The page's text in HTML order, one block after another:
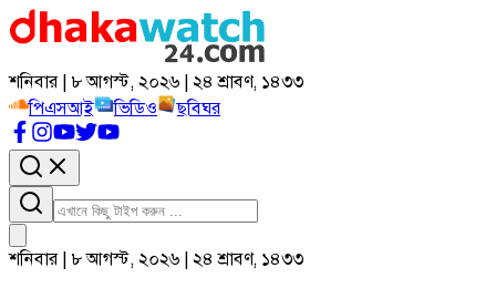
শনিবার | ৮ আগস্ট, ২০২৬ | ২৪ শ্রাবণ, ১৪৩৩
পিএসআই
ভিডিও ছবিঘর
শনিবার | ৮ আগস্ট, ২০২৬ | ২৪ শ্রাবণ, ১৪৩৩